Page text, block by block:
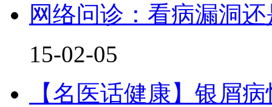
网络问诊：看病漏洞
15-02-05
【名医话健康】银屑